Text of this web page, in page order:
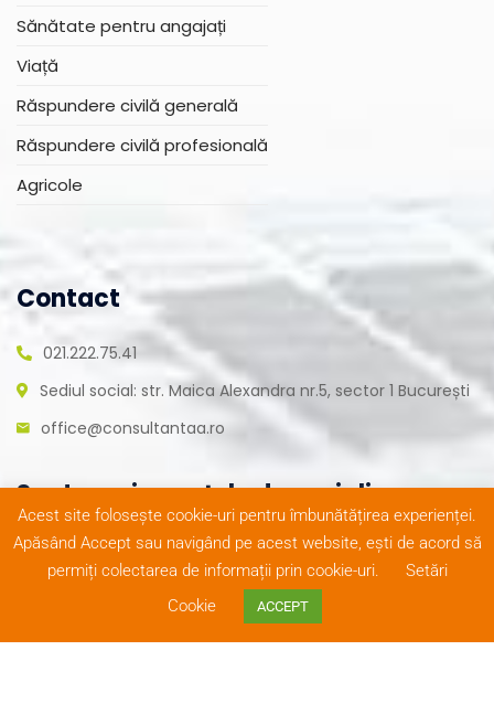
Sănătate pentru angajați
Viață
Răspundere civilă generală
Răspundere civilă profesională
Agricole
Contact
021.222.75.41
Sediul social: str. Maica Alexandra nr.5, sector 1 București
office@consultantaa.ro
Suntem și pe rețele de socializare
Acest site folosește cookie-uri pentru îmbunătățirea experienței.
Apăsând Accept sau navigând pe acest website, ești de acord să
permiți colectarea de informații prin cookie-uri.
Setări
Cookie
ACCEPT